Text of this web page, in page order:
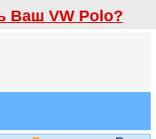
Ваш VW Polo?